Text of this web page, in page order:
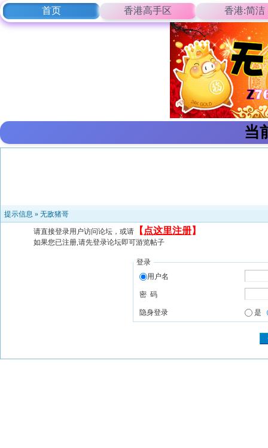
首页 香港高手区 香港:简洁
当
提示信息 » 无敌猪哥
请直接登录用户访问论坛，或请 【 点这里注册】
如果您已注册,请先登录论坛即可游览帖子
登录
用户名
密 码
隐身登录 是